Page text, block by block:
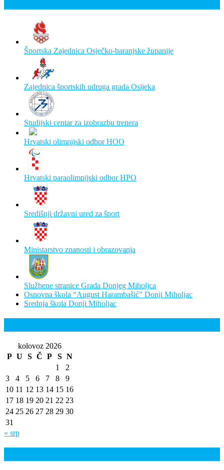
Športska Zajednica Osječko-baranjske županije
Zajednica športskih udruga grada Osijeka
Studijski centar za izobrazbu trenera
Hrvatski olimpijski odbor HOO
Hrvatski paraolimpijski odbor HPO
Središnji državni ured za šport
Ministarstvo znanosti i obrazovanja
Službene stranice Grada Donjeg Miholjca
Osnovna škola “August Harambašić” Donji Miholjac
Srednja škola Donji Miholjac
kolovoz 2026
P U S Č P S N
1
2
3
4 5 6 7 8
9
10 11 12 13 14 15 16
17 18 19 20 21 22 23
24 25 26 27 28 29 30
31
« srp